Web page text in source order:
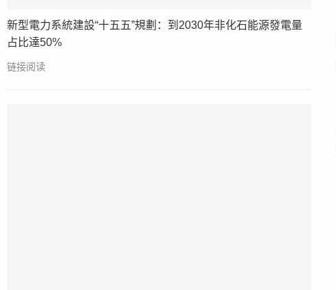
新型電力系統建設“十五五”規劃：到2030年非化石能源發電量
占比達50%
链接阅读